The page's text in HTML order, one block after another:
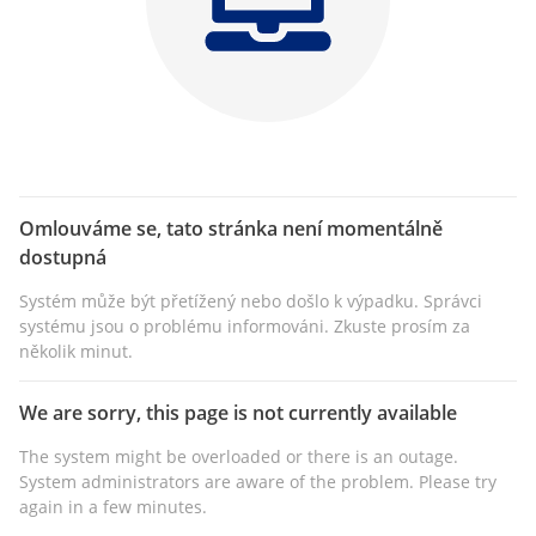
Omlouváme se, tato stránka není momentálně
dostupná
Systém může být přetížený nebo došlo k výpadku. Správci
systému jsou o problému informováni. Zkuste prosím za
několik minut.
We are sorry, this page is not currently available
The system might be overloaded or there is an outage.
System administrators are aware of the problem. Please try
again in a few minutes.